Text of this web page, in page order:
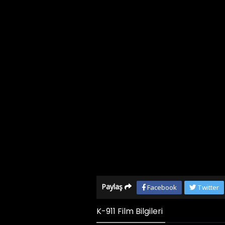
Paylaş Facebook Twitter
K-911 Film Bilgileri